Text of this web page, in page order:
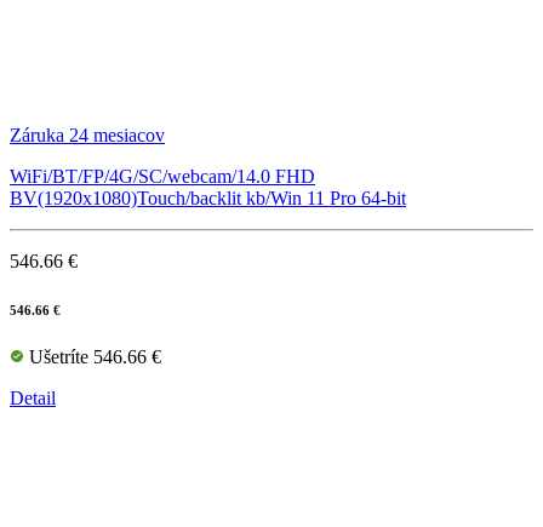
Záruka 24 mesiacov
WiFi/BT/FP/4G/SC/webcam/14.0 FHD
BV(1920x1080)Touch/backlit kb/Win 11 Pro 64-bit
546.66 €
546.66 €
Ušetríte 546.66 €
Detail